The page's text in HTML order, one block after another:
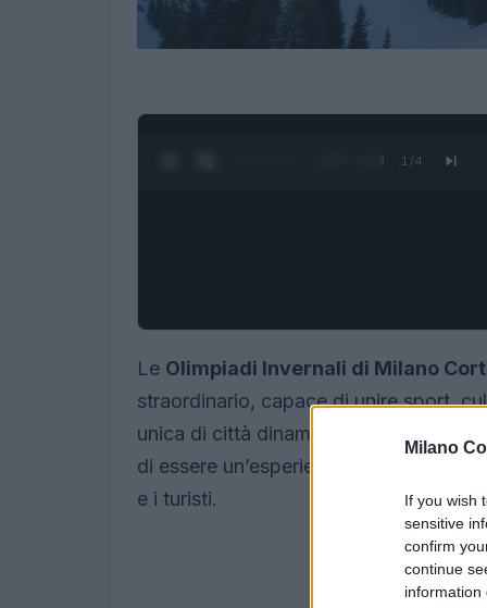
Milano
If you wish
sensitive
confirm
continue
information
0:28 / 1:23 1 /4
Le Olimpiadi Invernali di Milano
straordinario, capace di unire sport,
unica di città dinamiche e paesaggi
di essere un’esperienza
e i turisti.